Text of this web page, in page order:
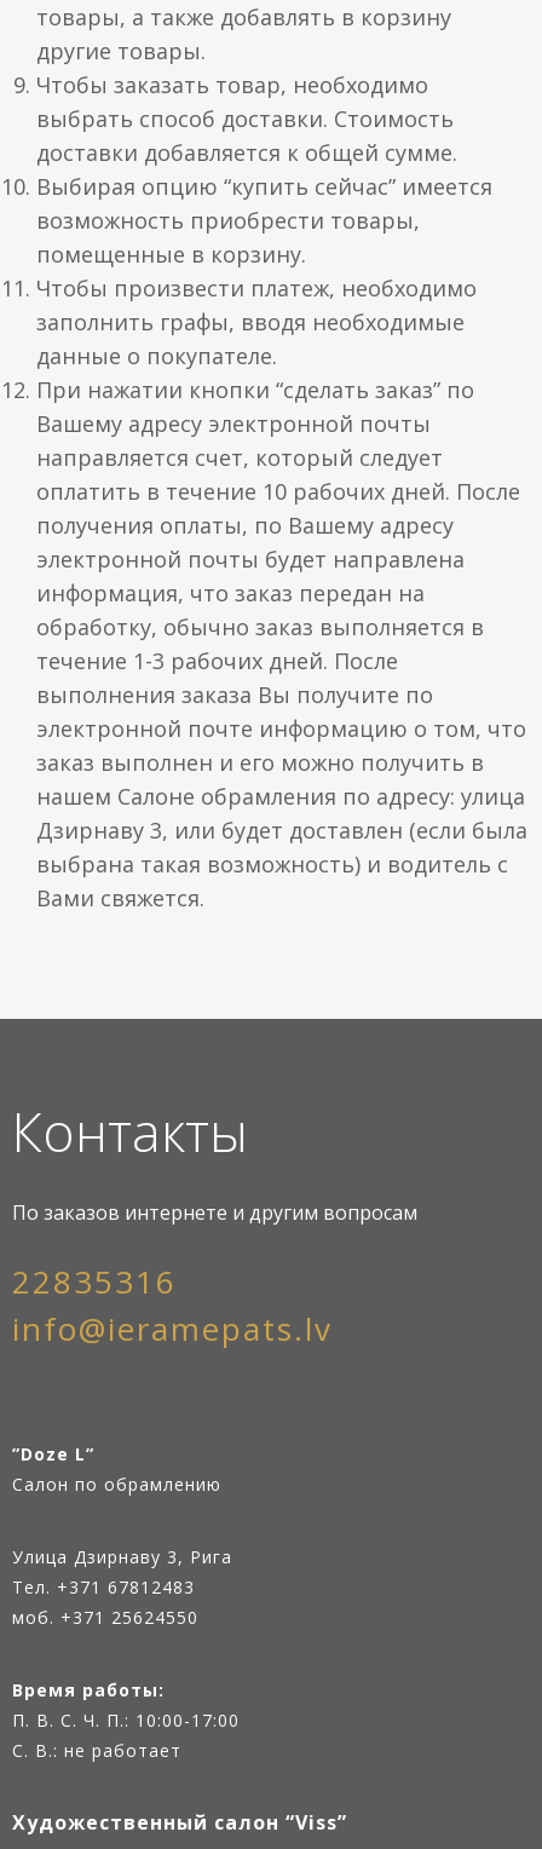
товары, а также добавлять в корзину
другие товары.
Чтобы заказать товар, необходимо
выбрать способ доставки. Стоимость
доставки добавляется к общей сумме.
Выбирая опцию “купить сейчас” имеется
возможность приобрести товары,
помещенные в корзину.
Чтобы произвести платеж, необходимо
заполнить графы, вводя необходимые
данные о покупателе.
При нажатии кнопки “сделать заказ” по
Вашему адресу электронной почты
направляется счет, который следует
оплатить в течение 10 рабочих дней. После
получения оплаты, по Вашему адресу
электронной почты будет направлена
информация, что заказ передан на
обработку, обычно заказ выполняется в
течение 1-3 рабочих дней. После
выполнения заказа Вы получите по
электронной почте информацию о том, что
заказ выполнен и его можно получить в
нашем Салоне обрамления по адресу: улица
Дзирнаву 3, или будет доставлен (если была
выбрана такая возможность) и водитель с
Вами свяжется.
Контакты
По заказов интернете и другим вопросам
22835316
info@ieramepats.lv
”Doze L”
Салон по обрамлению
Улица Дзирнаву 3, Рига
Тел. +371 67812483
моб. +371 25624550
Время работы:
П. В. С. Ч. П.: 10:00-17:00
С. В.: не работает
Художественный салон “Viss”